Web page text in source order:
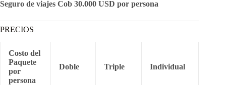
Seguro de viajes Cob 30.000 USD por persona
PRECIOS
Costo del
Paquete
por
persona
Doble Triple Individual